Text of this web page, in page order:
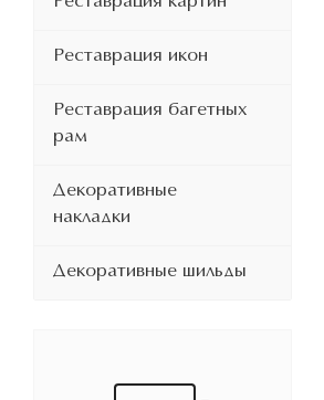
Реставрация икон
Реставрация багетных
рам
Декоративные
накладки
Декоративные шильды